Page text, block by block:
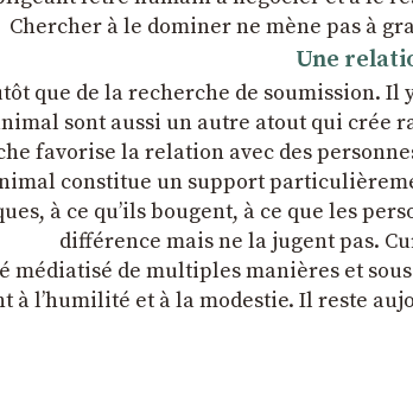
Chercher à le dominer ne mène pas à
Une
que de la recherche de soumission.
sont aussi un autre atout qui crée
favorise la relation avec des
constitue un support
à ce quʼils bougent, à ce que les
différence mais ne la jugent pas.
médiatisé de multiples manières et
à lʼhumilité et à la modestie. Il reste